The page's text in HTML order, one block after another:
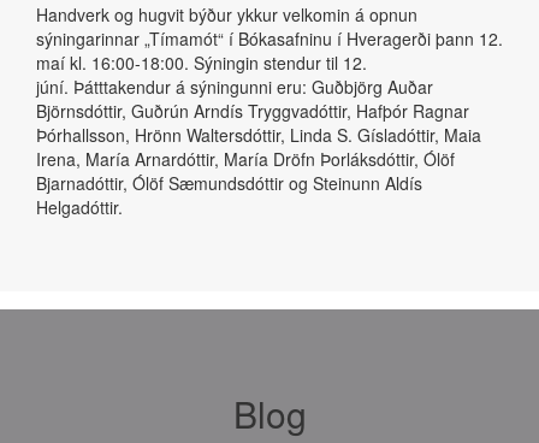
Handverk og hugvit býður ykkur velkomin á opnun
sýningarinnar „Tímamót“ í Bókasafninu í Hveragerði þann 12.
maí kl. 16:00-18:00. Sýningin stendur til 12.
júní. Þátttakendur á sýningunni eru: Guðbjörg Auðar
Björnsdóttir, Guðrún Arndís Tryggvadóttir, Hafþór Ragnar
Þórhallsson, Hrönn Waltersdóttir, Linda S. Gísladóttir, Maia
Irena, María Arnardóttir, María Dröfn Þorláksdóttir, Ólöf
Bjarnadóttir, Ólöf Sæmundsdóttir og Steinunn Aldís
Helgadóttir.
Blog